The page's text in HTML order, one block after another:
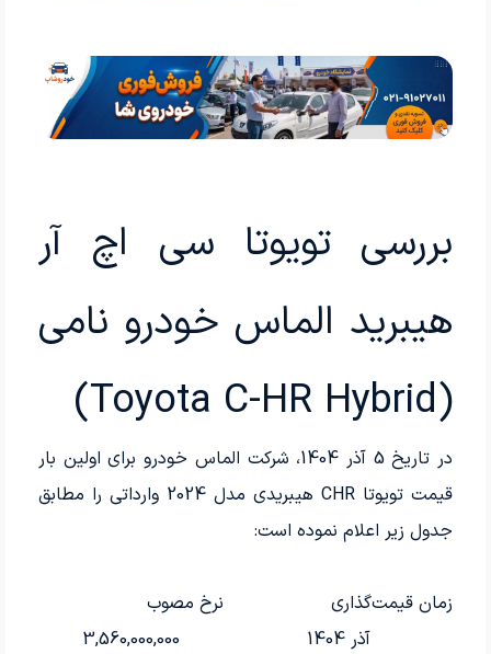
بررسی تویوتا سی اچ آر
هیبرید الماس خودرو نامی
(Toyota C-HR Hybrid)
در تاریخ 5 آذر 1404، شرکت الماس خودرو برای اولین بار
قیمت تویوتا CHR هیبریدی مدل 2024 وارداتی را مطابق
جدول زیر اعلام نموده است:
زمان قیمت‌گذاری
نرخ مصوب
آذر 1404
3,560,000,000